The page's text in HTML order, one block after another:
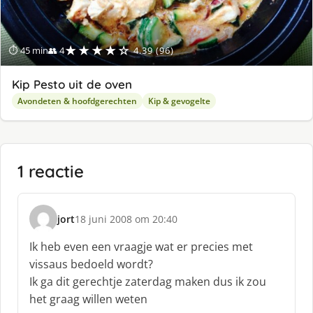
⏱ 45 min👥 4★★★★☆ 4.39 (96)
Kip Pesto uit de oven
Avondeten & hoofdgerechten Kip & gevogelte
1 reactie
jort
s
c
h
r
e
e
18 juni 2008 om 20:40
Ik heb even een vraagje wat er precies met
vissaus bedoeld wordt?
Ik ga dit gerechtje zaterdag maken dus ik zou
het graag willen weten